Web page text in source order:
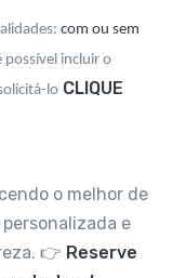
com ou sem
possível incluir o
lo CLIQUE
o melhor de
e
👉 Reserve